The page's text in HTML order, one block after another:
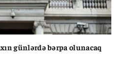
günlərdə bərpa olunacaq